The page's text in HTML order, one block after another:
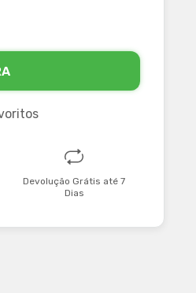
Devolução Grátis até 7
Dias